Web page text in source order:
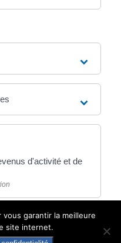
d'activité et de
garantir la meilleure
site internet.